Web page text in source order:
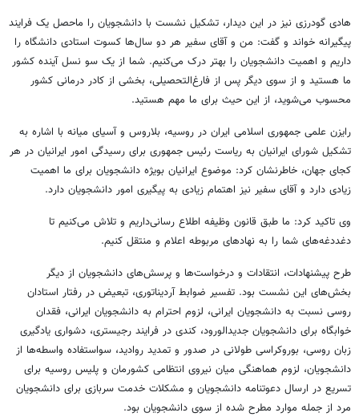
هادی گودرزی نیز در این دیدار، تشکیل نشست با دانشجویان را ماحصل یک فرایند
پیگیرانه خواند و گفت: من و آقای سفیر هر دو سال‌ها کسوت استادی دانشگاه را
داریم و اهمیت دانشجویان را بهتر درک می‌کنیم. شما از یک سو نسل آینده کشور
ما هستید و از سوی دیگر پس از فارغ‌التحصیلی، بخشی از کادر درمانی کشور
محسوب می‌شوید، از این حیث برای ما مهم هستید.
رایزن علمی جمهوری اسلامی ایران در روسیه، بلاروس و آسیای میانه با اشاره به
تشکیل شورای ایرانیان به ریاست‌ رئیس جمهوری برای رسیدگی امور ایرانیان در هر
کجای جهان، خاطرنشان کرد: موضوع ایرانیان بویژه دانشجویان برای ما اهمیت
زیادی دارد و آقای سفیر نیز اهتمام زیادی به پیگیری امور دانشجویان دارد.
وی تاکید کرد: ما طبق قانون وظیفه اطلاع رسانی‌داریم و تلاش می‌کنیم تا
دغددغه‌های شما را به نهادهای مربوطه اعلام و منتقل کنیم.
طرح پیشنهادات، انتقادات و درخواست‌ها و پرسش‌های دانشجویان از دیگر
بخش‌های این نشست بود. تفسیر ضوابط آردیناتوری، تبعیض در رفتار استادان
روسی نسبت به دانشجویان ایرانی، لزوم احترام به دانشجویان ایرانی، فقدان
خوابگاه برای دانشجویان جدیدالورود، کندی در فرایند رجیستری، دشواری یادگیری
زبان روسی، بوروکراسی طولانی در صدور و تمدید روادید، سواستفاده واسطه‌ها از
دانشجویان، لزوم هماهنگی میان نیروی انتظامی کشورمان و پلیس روسیه برای
تسریع در ارسال دعوتنامه دانشجویان و مشکلات خدمت سربازی برای دانشجویان
مرد از جمله موارد مطرح شده از سوی دانشجویان بود.